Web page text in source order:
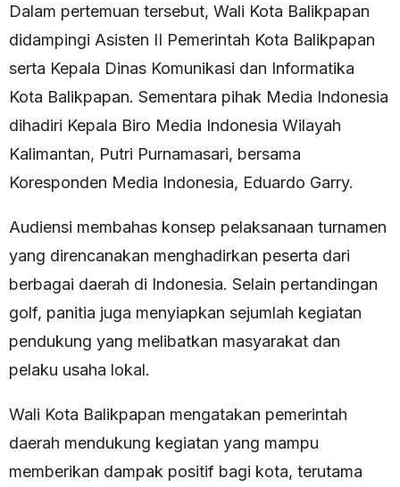
Dalam pertemuan tersebut, Wali Kota Balikpapan
didampingi Asisten II Pemerintah Kota Balikpapan
serta Kepala Dinas Komunikasi dan Informatika
Kota Balikpapan. Sementara pihak Media Indonesia
dihadiri Kepala Biro Media Indonesia Wilayah
Kalimantan, Putri Purnamasari, bersama
Koresponden Media Indonesia, Eduardo Garry.
Audiensi membahas konsep pelaksanaan turnamen
yang direncanakan menghadirkan peserta dari
berbagai daerah di Indonesia. Selain pertandingan
golf, panitia juga menyiapkan sejumlah kegiatan
pendukung yang melibatkan masyarakat dan
pelaku usaha lokal.
Wali Kota Balikpapan mengatakan pemerintah
daerah mendukung kegiatan yang mampu
memberikan dampak positif bagi kota, terutama